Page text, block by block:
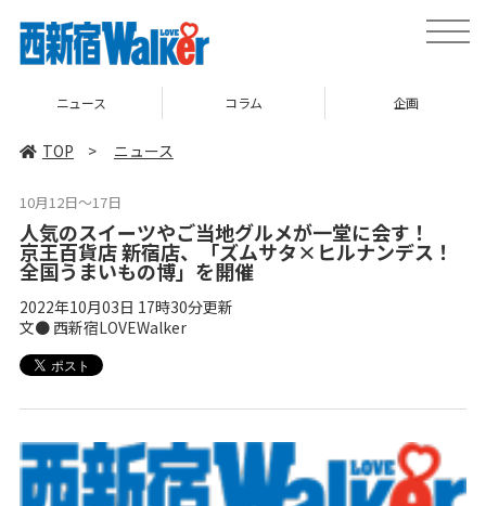
toggle
コラム 企画 TOP
TOP > ニュース
10月12日～17日
人気のスイーツやご当地グルメが一堂に会す！
京王百貨店 新宿店、「ズムサタ×ヒルナンデス！
全国うまいもの博」を開催
2022年10月03日 17時30分更新
文● 西新宿LOVEWalker